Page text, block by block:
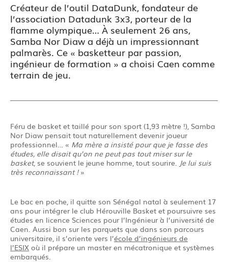
Créateur de l’outil DataDunk, fondateur de
l’association Datadunk 3x3, porteur de la
flamme olympique… À seulement 26 ans,
Samba Nor Diaw a déjà un impressionnant
palmarès. Ce « basketteur par passion,
ingénieur de formation » a choisi Caen comme
terrain de jeu.
Féru de basket et taillé pour son sport (1,93 mètre !), Samba
Nor Diaw pensait tout naturellement devenir joueur
professionnel… « Ma mère a insisté pour que je fasse des
études, elle disait qu’on ne peut pas tout miser sur le
basket, se souvient le jeune homme, tout sourire. Je lui suis
très reconnaissant !»
Le bac en poche, il quitte son Sénégal natal à seulement 17
ans pour intégrer le club Hérouville Basket et poursuivre ses
études en licence Sciences pour l’Ingénieur à l’université de
Caen. Aussi bon sur les parquets que dans son parcours
universitaire, il s’oriente vers l’école d’ingénieurs de
l’ESIX où il prépare un master en mécatronique et systèmes
embarqués.